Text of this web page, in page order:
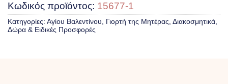
Κωδικός προϊόντος: 15677-1
Κατηγορίες: Αγίου Βαλεντίνου, Γιορτή της Μητέρας, Διακοσμητικά,
Δώρα & Ειδικές Προσφορές